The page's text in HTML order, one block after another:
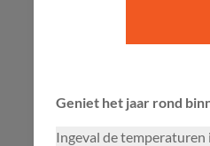
Geniet het jaar rond
Ingeval de temperaturen